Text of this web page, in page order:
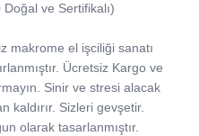
ve Sertifikalı)
makrome el işciliği sanatı
Ücretsiz Kargo ve
Sinir ve stresi alacak
kaldırır. Sizleri gevşetir.
olarak tasarlanmıştır.